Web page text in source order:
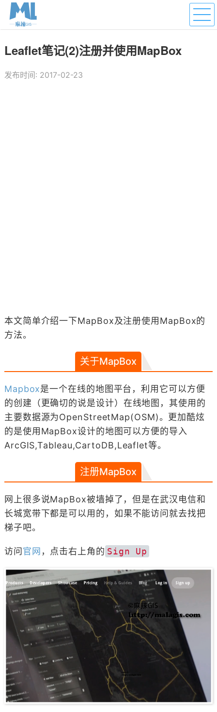
Leaflet笔记(2)注册并使用MapBox
发布时间: 2017-02-23
本文简单介绍一下MapBox及注册使用MapBox的
方法。
关于MapBox
Mapbox是一个在线的地图平台，利用它可以方便
的创建（更确切的说是设计）在线地图，其使用的
主要数据源为OpenStreetMap(OSM)。更加酷炫
的是使用MapBox设计的地图可以方便的导入
ArcGIS,Tableau,CartoDB,Leaflet等。
注册MapBox
网上很多说MapBox被墙掉了，但是在武汉电信和
长城宽带下都是可以用的，如果不能访问就去找把
梯子吧。
访问 官网 ，点击右上角的 Sign Up